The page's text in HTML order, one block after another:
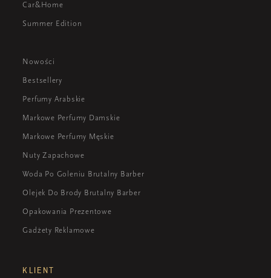
Car&Home
Summer Edition
Nowości
Bestsellery
Perfumy Arabskie
Markowe Perfumy Damskie
Markowe Perfumy Męskie
Nuty Zapachowe
Woda Po Goleniu Brutalny Barber
Olejek Do Brody Brutalny Barber
Opakowania Prezentowe
Gadżety Reklamowe
KLIENT